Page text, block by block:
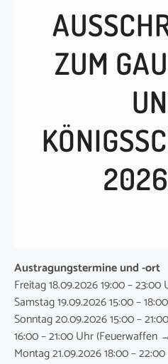
ZUM
Austragungstermine und -ort
Freitag 18.09.2026 19:00 – 23:00
Samstag 19.09.2026 15:00 –
Sonntag 20.09.2026 15:00 –
16:00 – 21:00 Uhr (Feuerwaffen
Montag 21.09.2026 18:00 –